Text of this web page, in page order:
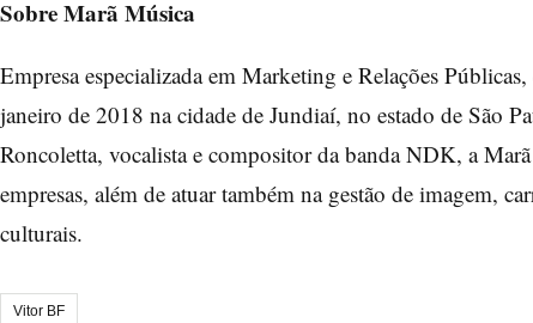
Sobre Marã Música
Empresa especializada em Marketing e Relações
janeiro de 2018 na cidade de Jundiaí, no estado de São
Roncoletta, vocalista e compositor da banda NDK, a
empresas, além de atuar também na gestão de imagem,
culturais.
Vitor BF